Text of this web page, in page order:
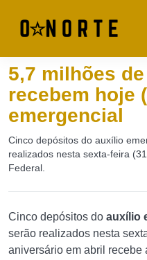
5,7 milhões
recebem hoje
emergencial
Cinco depósitos do auxílio
realizados nesta sexta-feira
Federal.
Cinco depósitos do auxílio
serão realizados nesta
aniversário em abril recebe